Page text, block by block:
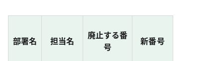
部署名 担当名
廃止する番
号
新番号